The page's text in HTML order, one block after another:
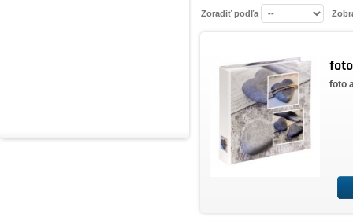
Zoradiť podľa
foto